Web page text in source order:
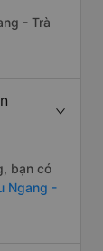
- Trà
bạn có
Ngang -